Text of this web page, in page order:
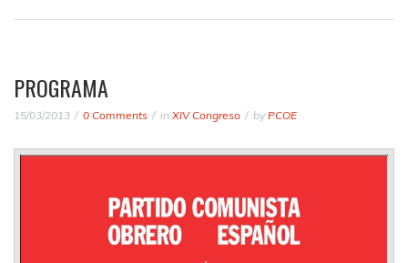
PROGRAMA
15/03/2013 0 Comments in XIV Congreso by PCOE